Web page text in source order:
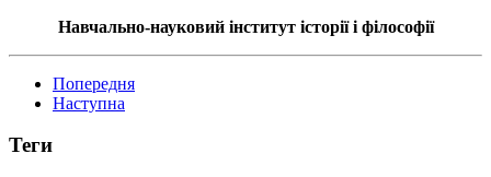
Навчально-науковий інститут історії і філософії
Попередня
Наступна
Теги